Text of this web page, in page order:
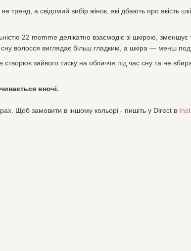
а свідомий вибір жінок, які дбають про якість
22 momme делікатно взаємодіє зі шкірою, зменшує
сну волосся виглядає більш гладким, а шкіра — менш
зайвого тиску на обличчя під час сну та не
вночі.
Щоб замовити в іншому кольорі - пишіть у Direct в